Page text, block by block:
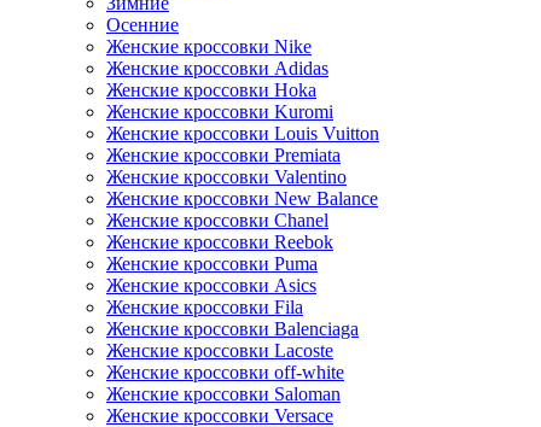
Осенние
Женские кроссовки Nike
Женские кроссовки Adidas
Женские кроссовки Hoka
Женские кроссовки Kuromi
Женские кроссовки Louis Vuitton
Женские кроссовки Premiata
Женские кроссовки Valentino
Женские кроссовки New Balance
Женские кроссовки Chanel
Женские кроссовки Reebok
Женские кроссовки Puma
Женские кроссовки Asics
Женские кроссовки Fila
Женские кроссовки Balenciaga
Женские кроссовки Lacoste
Женские кроссовки off-white
Женские кроссовки Saloman
Женские кроссовки Versace